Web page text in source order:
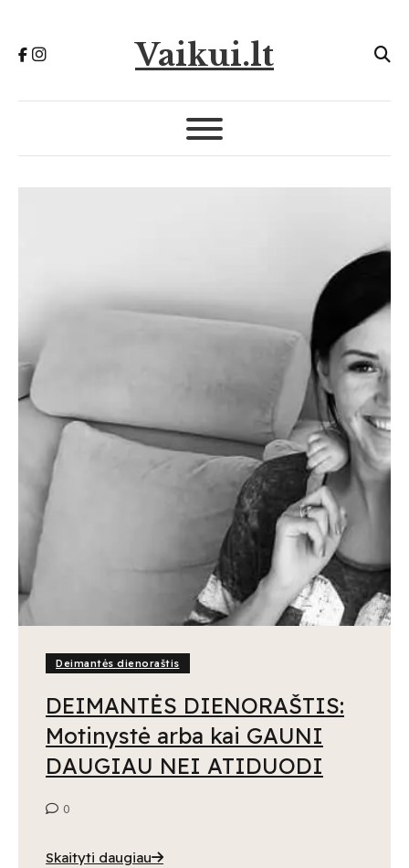
Vaikui.lt
Deimantės dienoraštis
DEIMANTĖS DIENORAŠTIS:
Motinystė arba kai GAUNI
DAUGIAU NEI ATIDUODI
0
Skaityti daugiau